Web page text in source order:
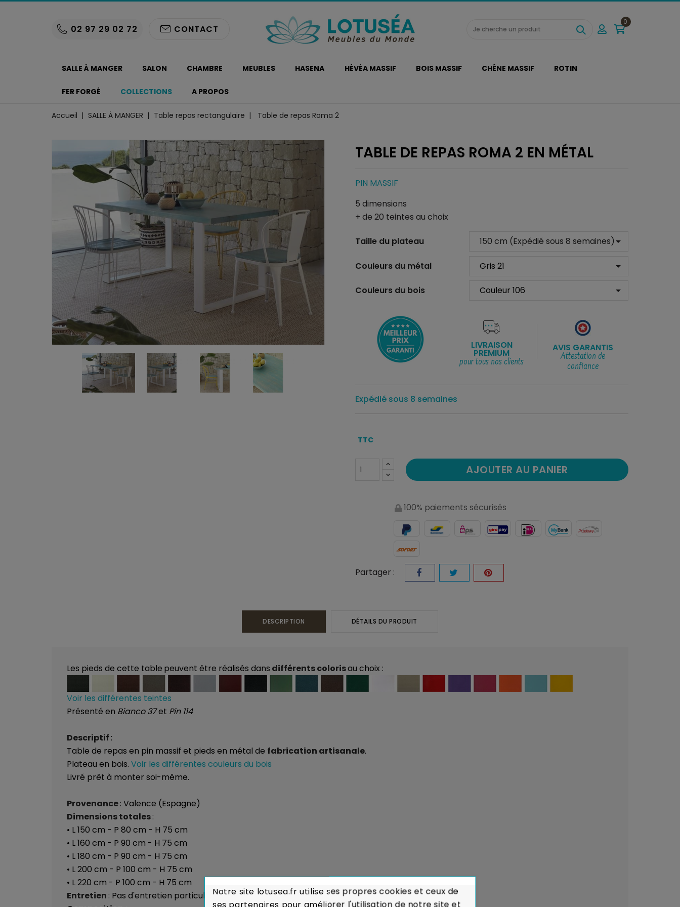
02 97 29 02 72 CONTACT
0
SALLE À MANGER SALON CHAMBRE MEUBLES HASENA HÉVÉA MASSIF BOIS MASSIF CHÊNE MASSIF ROTIN
FER FORGÉ COLLECTIONS A PROPOS
Accueil SALLE À MANGER Table repas rectangulaire Table de repas Roma 2
TABLE DE REPAS ROMA 2 EN MÉTAL
PIN MASSIF
5 dimensions
+ de 20 teintes au choix
Taille du plateau arrow_drop_down
Couleurs du métal arrow_drop_down
Couleurs du bois arrow_drop_down
LIVRAISON
PREMIUM
pour tous nos clients
AVIS GARANTIS
Attestation de
confiance
Expédié sous 8 semaines
TTC
AJOUTER AU PANIER
100% paiements sécurisés
Partager :
DESCRIPTION DÉTAILS DU PRODUIT
Les pieds de cette table peuvent être réalisés dans différents colorisau choix :
Voir les différentes teintes
Présenté en Bianco 37et Pin 114
Descriptif :
Table de repas en pin massif et pieds en métal de fabrication artisanale.
Plateau en bois. Voir les différentes couleurs du bois
Livré prêt à monter soi-même.
Provenance: Valence (Espagne)
Dimensions totales:
• L 150 cm - P 80 cm - H 75 cm
• L 160 cm - P 90 cm - H 75 cm
• L 180 cm - P 90 cm - H 75 cm
• L 200 cm - P 100 cm - H 75 cm
• L 220 cm - P 100 cm - H 75 cm
Entretien : Pas d'entretien particulier, dépoussiérage avec un chiffon doux.
Notre site lotusea.fr utilise ses propres cookies et ceux de
ses partenaires pour améliorer l'utilisation de notre site et